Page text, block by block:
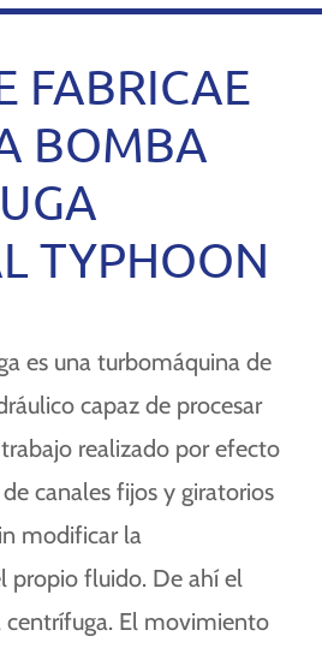
FABRICAE
BOMBA
TYPHOON
es una turbomáquina de
capaz de procesar
realizado por efecto
canales fijos y giratorios
modificar la
propio fluido. De ahí el
El movimiento